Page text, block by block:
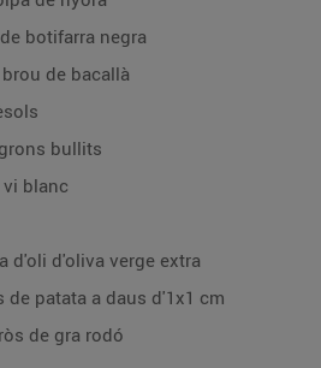
botifarra negra
de bacallà
bullits
blanc
d'oli d'oliva verge extra
de patata a daus d'1x1 cm
de gra rodó